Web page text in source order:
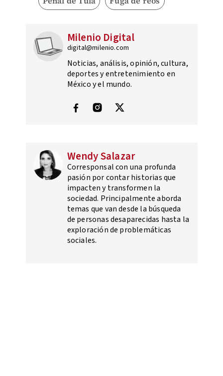
Milenio Digital
digital@milenio.com
Noticias, análisis, opinión, cultura,
deportes y entretenimiento en
México y el mundo.
Wendy Salazar
Corresponsal con una profunda
pasión por contar historias que
impacten y transformen la
sociedad. Principalmente aborda
temas que van desde la búsqueda
de personas desaparecidas hasta la
exploración de problemáticas
sociales.